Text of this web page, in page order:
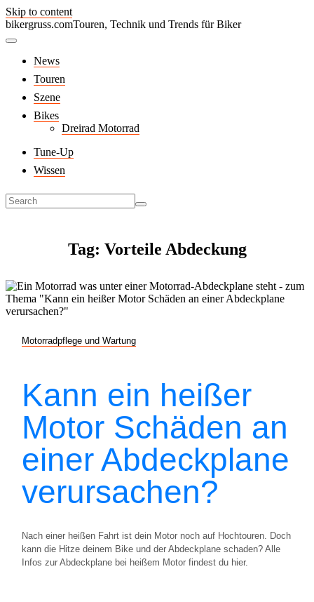
Skip to content
bikergruss.comTouren, Technik und Trends für Biker
News
Touren
Szene
Bikes
Dreirad Motorrad
Tune-Up
Wissen
Tag: Vorteile Abdeckung
Motorradpflege und Wartung
Kann ein heißer
Motor Schäden an
einer Abdeckplane
verursachen?
Nach einer heißen Fahrt ist dein Motor noch auf Hochtouren. Doch
kann die Hitze deinem Bike und der Abdeckplane schaden? Alle
Infos zur Abdeckplane bei heißem Motor findest du hier.